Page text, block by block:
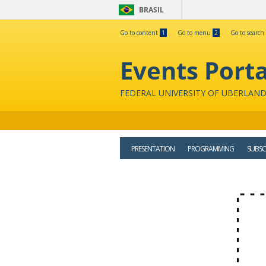
BRASIL
Go to content 1 Go to menu 2 Go to search
Events
FEDERAL UNIVERSITY OF
PRESENTATION PROGRAMMING